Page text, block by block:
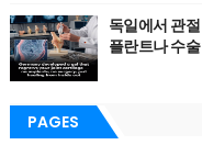
독일에서 관
플란트나 수
PAGES